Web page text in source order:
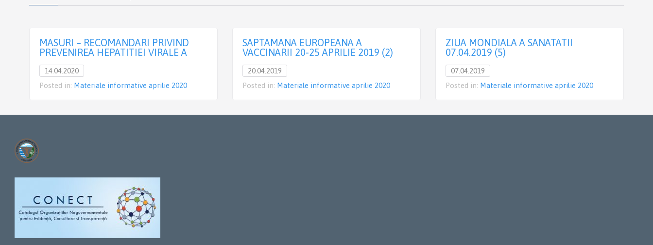
MASURI – RECOMANDARI PRIVIND
PREVENIREA HEPATITIEI VIRALE A
14.04.2020
Posted in: Materiale informative aprilie 2020
SAPTAMANA EUROPEANA A
VACCINARII 20-25 APRILIE 2019 (2)
20.04.2019
Posted in: Materiale informative aprilie 2020
ZIUA MONDIALA A SANATATII
07.04.2019 (5)
07.04.2019
Posted in: Materiale informative aprilie 2020